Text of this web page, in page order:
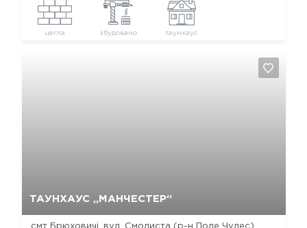
цегла збудовано таунхаус
ТАУНХАУС „МАНЧЕСТЕР“
смт Брюховичі, вул. Смолиста (р-н Поле Чудес)